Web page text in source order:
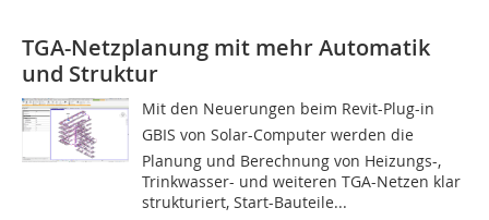
TGA-Netzplanung mit mehr Automatik
und Struktur
Mit den Neuerungen beim Revit-Plug-in
GBIS von Solar-Computer werden die
Planung und Berechnung von Heizungs-,
Trinkwasser- und weiteren TGA-Netzen klar
strukturiert, Start-Bauteile...